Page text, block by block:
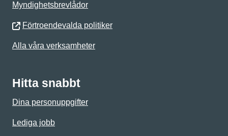
Myndighetsbrevlådor
Förtroendevalda politiker
Alla våra verksamheter
Hitta snabbt
Dina personuppgifter
Lediga jobb